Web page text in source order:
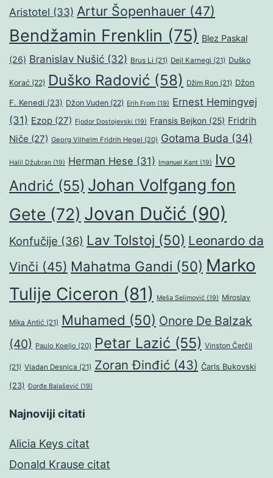
Aristotel (33) Artur Šopenhauer (47)
Bendžamin Frenklin (75) Blez Paskal
(26) Branislav Nušić (32) Brus Li (21) Dejl Karnegi (21) Duško
Korać (22) Duško Radović (58) Džim Ron (21) Džon
F. Kenedi (23) Džon Vuden (22) Erih From (19) Ernest Hemingvej
(31) Ezop (27) Fjodor Dostojevski (19) Fransis Bejkon (25) Fridrih
Niče (27) Georg Vilhelm Fridrih Hegel (20) Gotama Buda (34)
Halil Džubran (19) Herman Hese (31) Imanuel Kant (19)
Ivo
Andrić (55) Johan Volfgang fon
Gete (72) Jovan Dučić (90)
Konfučije (36) Lav Tolstoj (50) Leonardo da
Vinči (45) Mahatma Gandi (50) Marko
Tulije Ciceron (81) Meša Selimović (19) Miroslav
Mika Antić (21) Muhamed (50) Onore De Balzak
(40) Paulo Koeljo (20) Petar Lazić (55) Vinston Čerčil
(21) Vladan Desnica (21) Zoran Đinđić (43) Čarls Bukovski
(23) Đorđe Balašević (19)
Najnoviji citati
Alicia Keys citat
Donald Krause citat